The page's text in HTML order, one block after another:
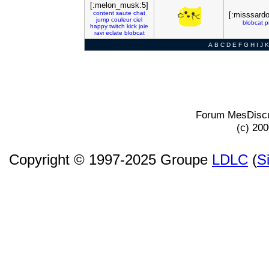
[:melon_musk:5]
content saute chat
jump couleur ciel
happy twitch kick joie
ravi eclate blobcat
blobcat
A B C D E F G H I J K
Forum
(c)
Copyright © 1997-2025 Groupe LDLC (